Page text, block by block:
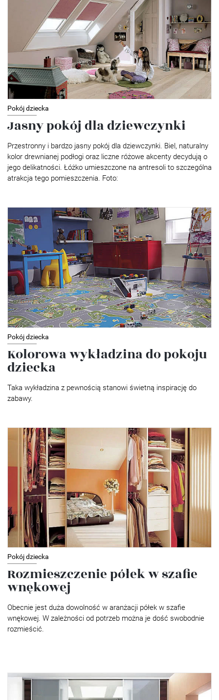
Pokój dziecka
Jasny pokój dla dziewczynki
Przestronny i bardzo jasny pokój dla dziewczynki. Biel, naturalny
kolor drewnianej podłogi oraz liczne różowe akcenty decydują o
jego delikatności. Łóżko umieszczone na antresoli to szczególna
atrakcja tego pomieszczenia. Foto:
Pokój dziecka
Kolorowa wykładzina do pokoju
dziecka
Taka wykładzina z pewnością stanowi świetną inspirację do
zabawy.
Pokój dziecka
Rozmieszczenie półek w szafie
wnękowej
Obecnie jest duża dowolność w aranżacji półek w szafie
wnękowej. W zależności od potrzeb można je dość swobodnie
rozmieścić.